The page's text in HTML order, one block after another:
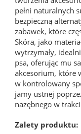
pełni naturalnych
bezpieczną
zabawek, które
Skóra, jako
wytrzymały,
psa, oferując mu
akcesorium, które
w kontrolowany
jamy ustnej
nazębnego w
Zalety produktu: